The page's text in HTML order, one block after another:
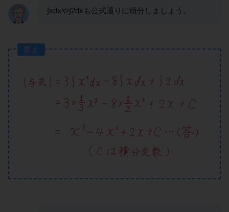
∫xdxや∫2dxも公式通りに積分しましょう。
答え